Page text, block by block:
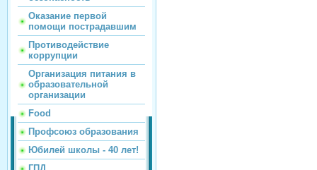
Оказание первой
помощи пострадавшим
Противодействие
коррупции
Организация питания в
образовательной
организации
Food
Профсоюз образования
Юбилей школы - 40 лет!